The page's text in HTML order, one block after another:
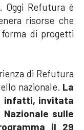
Refutura è
risorse che
di progetti
di Refutura
nazionale. La
infatti, invitata
sulle
il 29